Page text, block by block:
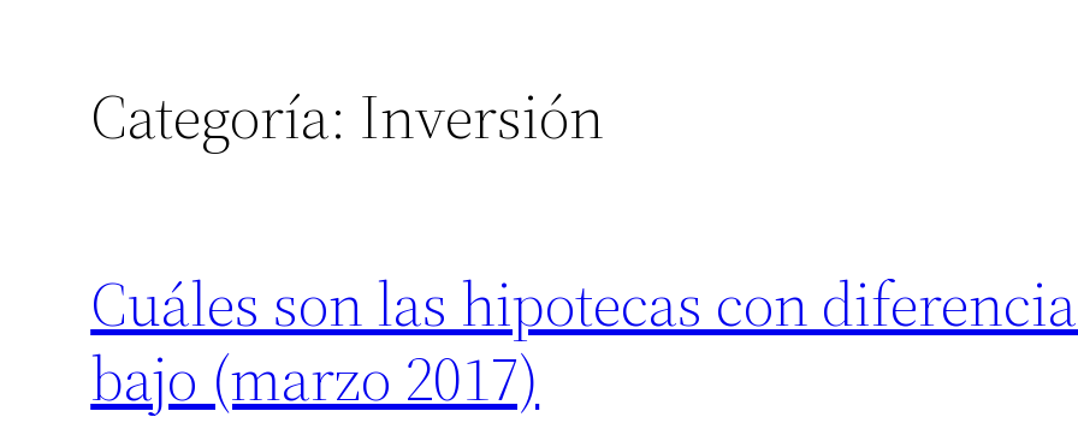
Categoría: Inversión
Cuáles son las hipotecas con
bajo (marzo 2017)